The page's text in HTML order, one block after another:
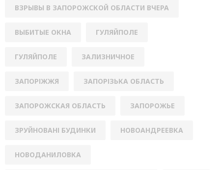
ВЗРЫВЫ В ЗАПОРОЖСКОЙ ОБЛАСТИ ВЧЕРА
ВЫБИТЫЕ ОКНА ГУЛЯЙПОЛЕ
ГУЛЯЙПОЛЕ ЗАЛИЗНИЧНОЕ
ЗАПОРІЖЖЯ ЗАПОРІЗЬКА ОБЛАСТЬ
ЗАПОРОЖСКАЯ ОБЛАСТЬ ЗАПОРОЖЬЕ
ЗРУЙНОВАНІ БУДИНКИ НОВОАНДРЕЕВКА
НОВОДАНИЛОВКА